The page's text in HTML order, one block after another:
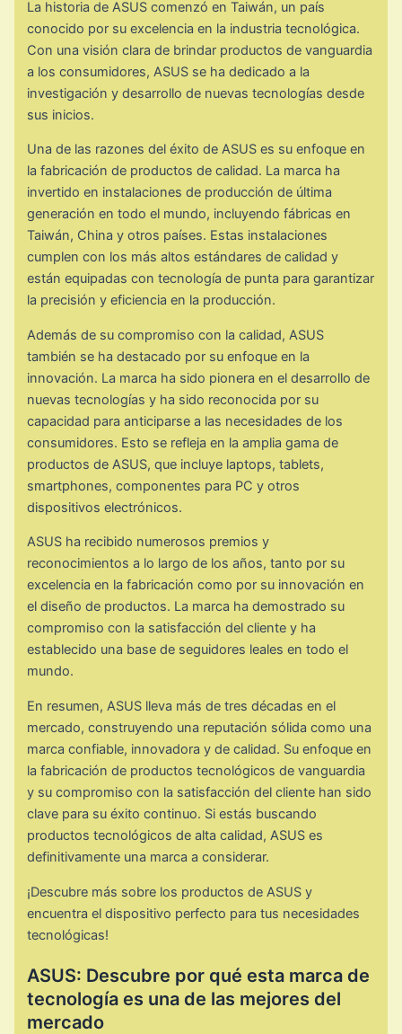
La historia de ASUS comenzó en Taiwán, un país
conocido por su excelencia en la industria tecnológica.
Con una visión clara de brindar productos de vanguardia
a los consumidores, ASUS se ha dedicado a la
investigación y desarrollo de nuevas tecnologías desde
sus inicios.
Una de las razones del éxito de ASUS es su enfoque en
la fabricación de productos de calidad. La marca ha
invertido en instalaciones de producción de última
generación en todo el mundo, incluyendo fábricas en
Taiwán, China y otros países. Estas instalaciones
cumplen con los más altos estándares de calidad y
están equipadas con tecnología de punta para garantizar
la precisión y eficiencia en la producción.
Además de su compromiso con la calidad, ASUS
también se ha destacado por su enfoque en la
innovación. La marca ha sido pionera en el desarrollo de
nuevas tecnologías y ha sido reconocida por su
capacidad para anticiparse a las necesidades de los
consumidores. Esto se refleja en la amplia gama de
productos de ASUS, que incluye laptops, tablets,
smartphones, componentes para PC y otros
dispositivos electrónicos.
ASUS ha recibido numerosos premios y
reconocimientos a lo largo de los años, tanto por su
excelencia en la fabricación como por su innovación en
el diseño de productos. La marca ha demostrado su
compromiso con la satisfacción del cliente y ha
establecido una base de seguidores leales en todo el
mundo.
En resumen, ASUS lleva más de tres décadas en el
mercado, construyendo una reputación sólida como una
marca confiable, innovadora y de calidad. Su enfoque en
la fabricación de productos tecnológicos de vanguardia
y su compromiso con la satisfacción del cliente han sido
clave para su éxito continuo. Si estás buscando
productos tecnológicos de alta calidad, ASUS es
definitivamente una marca a considerar.
¡Descubre más sobre los productos de ASUS y
encuentra el dispositivo perfecto para tus necesidades
tecnológicas!
ASUS: Descubre por qué esta marca de
tecnología es una de las mejores del
mercado